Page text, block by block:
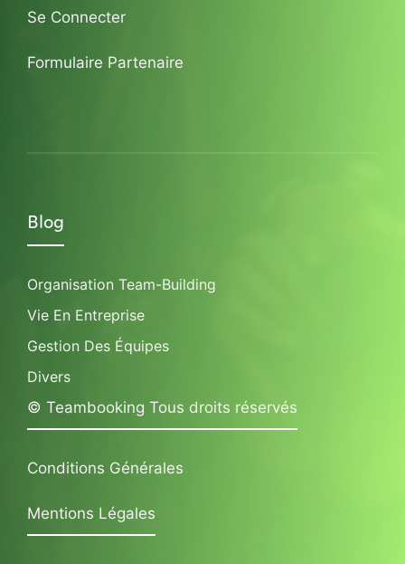
Se Connecter
Formulaire Partenaire
Blog
Organisation Team-Building
Vie En Entreprise
Gestion Des Équipes
Divers
© Teambooking Tous droits réservés
Conditions Générales
Mentions Légales